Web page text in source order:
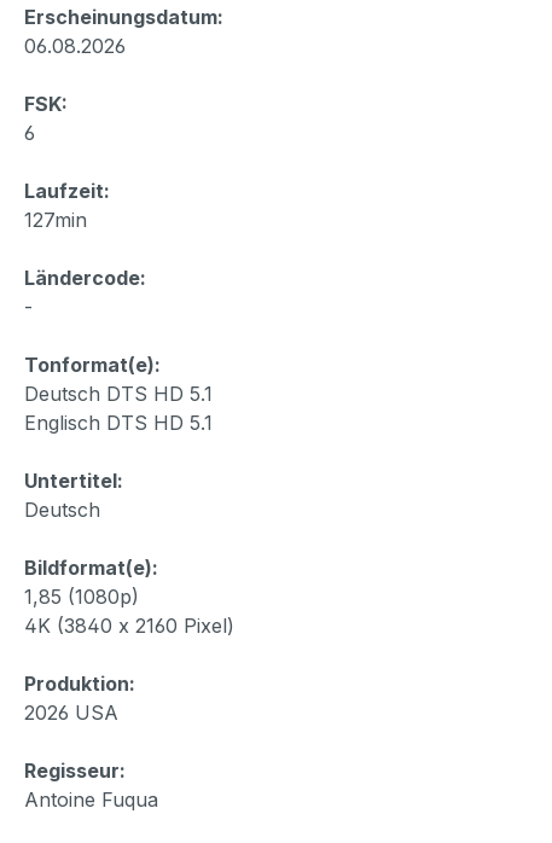
Erscheinungsdatum:
06.08.2026
FSK:
6
Laufzeit:
127min
Ländercode:
-
Tonformat(e):
Deutsch DTS HD 5.1
Englisch DTS HD 5.1
Untertitel:
Deutsch
Bildformat(e):
1,85 (1080p)
4K (3840 x 2160 Pixel)
Produktion:
2026 USA
Regisseur:
Antoine Fuqua